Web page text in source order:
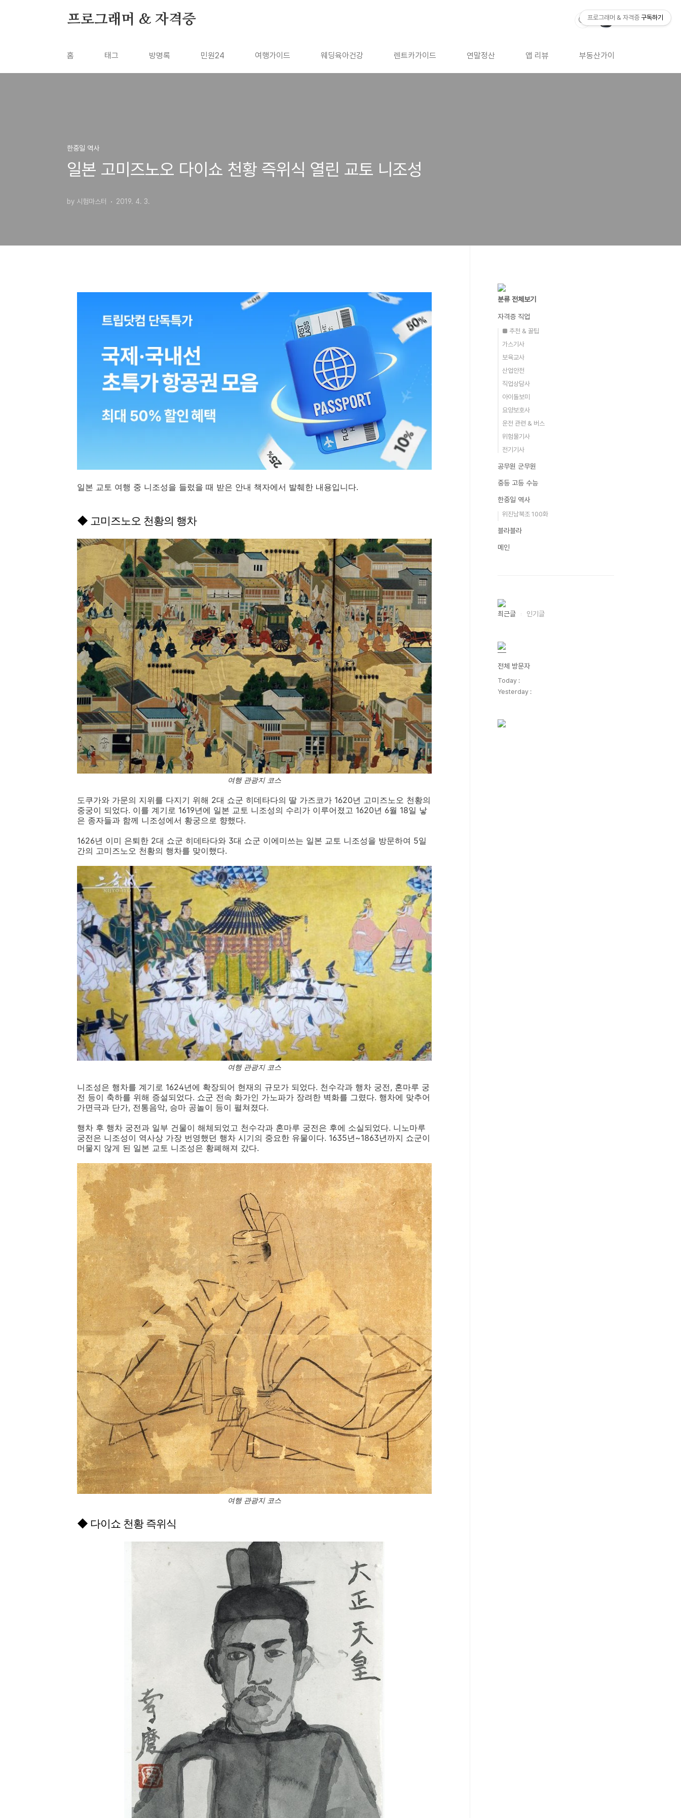
프로그래머 & 자격증
홈 태그 방명록 민원24 여행가이드 웨딩육아건강 렌트카가이드 연말정산 앱 리뷰 부동산가이드
한중일 역사
일본 고미즈노오 다이쇼 천황 즉위식 열린 교토 니조성
by 시험마스터 2019. 4. 3.
일본 교토 여행 중 니조성을 들렀을 때 받은 안내 책자에서 발췌한 내용입니다.
◆ 고미즈노오 천황의 행차
여행 관광지 코스
도쿠가와 가문의 지위를 다지기 위해 2대 쇼군 히데타다의 딸 가즈코가 1620년 고미즈노오 천황의
중궁이 되었다. 이를 계기로 1619년에 일본 교토 니조성의 수리가 이루어졌고 1620년 6월 18일 낳
은 종자들과 함께 니조성에서 황궁으로 향했다.
1626년 이미 은퇴한 2대 쇼군 히데타다와 3대 쇼군 이에미쓰는 일본 교토 니조성을 방문하여 5일
간의 고미즈노오 천황의 행차를 맞이했다.
여행 관광지 코스
니조성은 행차를 계기로 1624년에 확장되어 현재의 규모가 되었다. 천수각과 행차 궁전, 혼마루 궁
전 등이 축하를 위해 증설되었다. 쇼군 전속 화가인 가노파가 장려한 벽화를 그렸다. 행차에 맞추어
가면극과 단가, 전통음악, 승마 공놀이 등이 펼쳐졌다.
행차 후 행차 궁전과 일부 건물이 해체되었고 천수각과 혼마루 궁전은 후에 소실되었다. 니노마루
궁전은 니조성이 역사상 가장 번영했던 행차 시기의 중요한 유물이다. 1635년~1863년까지 쇼군이
머물지 않게 된 일본 교토 니조성은 황폐해져 갔다.
여행 관광지 코스
◆ 다이쇼 천황 즉위식
분류 전체보기
자격증 직업
■ 추천 & 꿀팁
가스기사
보육교사
산업안전
직업상담사
아이돌보미
요양보호사
운전 관련 & 버스
위험물기사
전기기사
공무원 군무원
중등 고등 수능
한중일 역사
위진남북조 100화
블라블라
메인
최근글 인기글
전체 방문자
Today :
Yesterday :
프로그래머 & 자격증 구독하기